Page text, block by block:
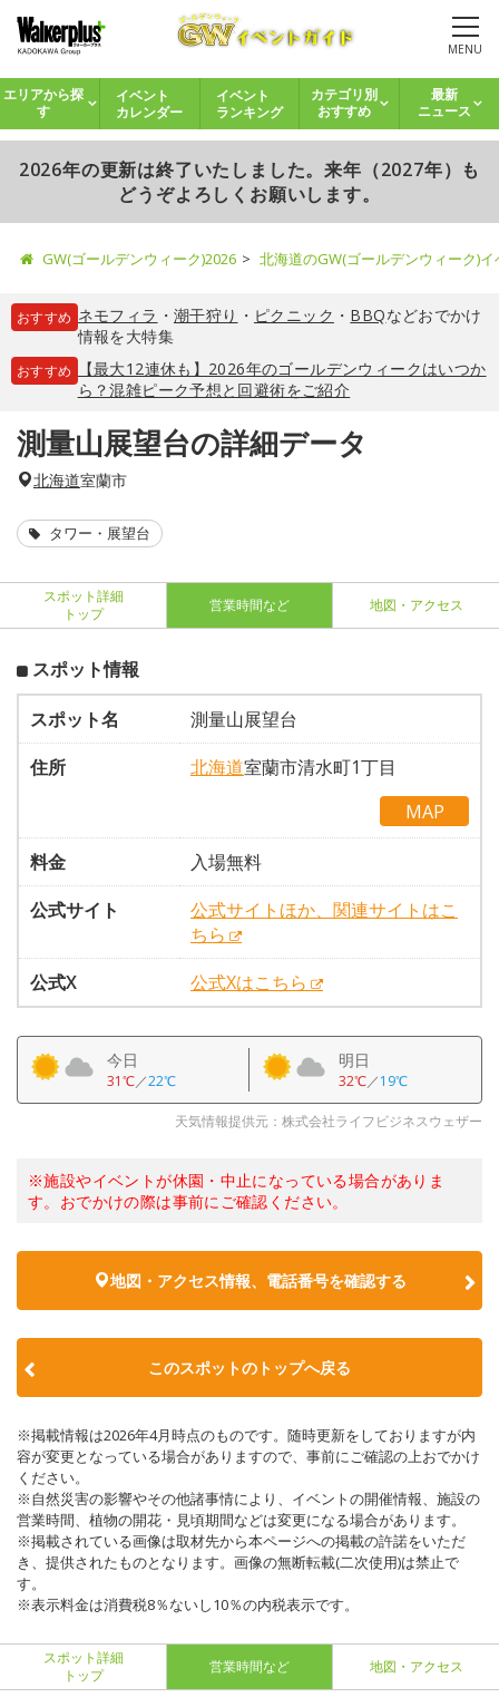
MENU
エリアから探
す
イベント
カレンダー
イベント
ランキング
カテゴリ別
おすすめ
最新
ニュース
2026年の更新は終了いたしました。来年（2027年）も
どうぞよろしくお願いします。
GW(ゴールデンウィーク)2026 北海道のGW(ゴールデンウィーク)
おすすめ ネモフィラ ・ 潮干狩り ・ ピクニック ・ BBQなどおでかけ
情報を大特集
おすすめ
【最大12連休も】2026年のゴールデンウィークはいつか
ら？混雑ピーク予想と回避術をご紹介
測量山展望台の詳細データ
北海道室蘭市
タワー・展望台
スポット詳細
トップ
営業時間など 地図・アクセス
スポット情報
スポット名
測量山展望台
住所
北海道室蘭市清水町1丁目
MAP
料金
入場無料
公式サイト
公式サイトほか、関連サイトはこ
ちら
公式X
公式Xはこちら
今日
31℃／22℃
明日
32℃／19℃
天気情報提供元：株式会社ライフビジネスウェザー
※施設やイベントが休園・中止になっている場合がありま
す。おでかけの際は事前にご確認ください。
地図・アクセス情報、電話番号を確認する
このスポットのトップへ戻る
※掲載情報は2026年4月時点のものです。随時更新をしておりますが内
容が変更となっている場合がありますので、事前にご確認の上おでかけ
ください。
※自然災害の影響やその他諸事情により、イベントの開催情報、施設の
営業時間、植物の開花・見頃期間などは変更になる場合があります。
※掲載されている画像は取材先から本ページへの掲載の許諾をいただ
き、提供されたものとなります。画像の無断転載(二次使用)は禁止で
す。
※表示料金は消費税8％ないし10％の内税表示です。
スポット詳細
トップ
営業時間など 地図・アクセス